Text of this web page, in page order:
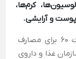
کرم‌‌ها،
و آرایشی.
طبق بررسی‌های انجام شده پلی‌سوربات 60 برای مصارف
غذا و داروی